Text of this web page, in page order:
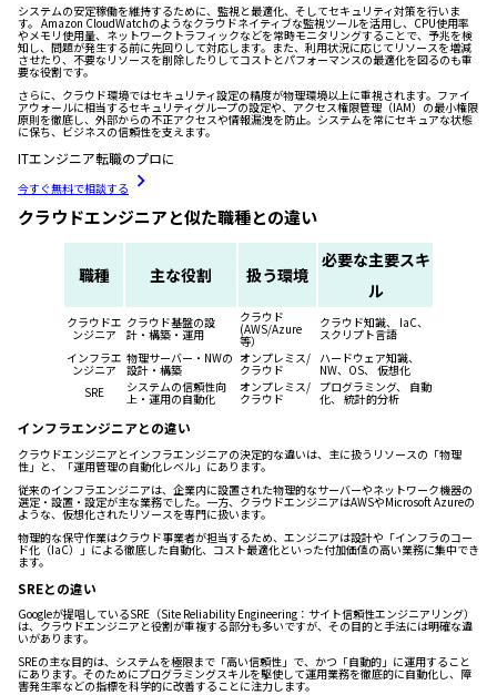
システムの安定稼働を維持するために、監視と最適化、そしてセキュリティ対策を行いま
す。 Amazon CloudWatchのようなクラウドネイティブな監視ツールを活用し、CPU使用率
やメモリ使用量、ネットワークトラフィックなどを常時モニタリングすることで、予兆を検
知し、問題が発生する前に先回りして対応します。また、利用状況に応じてリソースを増減
させたり、不要なリソースを削除したりしてコストとパフォーマンスの最適化を図るのも重
要な役割です。
さらに、クラウド環境ではセキュリティ設定の精度が物理環境以上に重視されます。ファイ
アウォールに相当するセキュリティグループの設定や、アクセス権限管理（IAM）の最小権限
原則を徹底し、外部からの不正アクセスや情報漏洩を防止。システムを常にセキュアな状態
に保ち、ビジネスの信頼性を支えます。
ITエンジニア転職のプロに
今すぐ無料で相談する
クラウドエンジニアと似た職種との違い
職種 主な役割 扱う環境
必要な主要スキ
ル
クラウドエ
ンジニア
クラウド基盤の設
計・構築・運用
クラウド
(AWS/Azure
等）
クラウド知識、 IaC、
スクリプト言語
インフラエ
ンジニア
物理サーバー・NWの
設計・構築
オンプレミス/
クラウド
ハードウェア知識、
NW、OS、 仮想化
SRE
システムの信頼性向
上・運用の自動化
オンプレミス/
クラウド
プログラミング、 自動
化、 統計的分析
インフラエンジニアとの違い
クラウドエンジニアとインフラエンジニアの決定的な違いは、主に扱うリソースの「物理
性」と、「運用管理の自動化レベル」にあります。
従来のインフラエンジニアは、企業内に設置された物理的なサーバーやネットワーク機器の
選定・設置・設定が主な業務でした。一方、クラウドエンジニアはAWSやMicrosoft Azureの
ような、仮想化されたリソースを専門に扱います。
物理的な保守作業はクラウド事業者が担当するため、エンジニアは設計や「インフラのコー
ド化（IaC）」による徹底した自動化、コスト最適化といった付加価値の高い業務に集中でき
ます。
SREとの違い
Googleが提唱しているSRE（Site Reliability Engineering：サイト信頼性エンジニアリング）
は、クラウドエンジニアと役割が重複する部分も多いですが、その目的と手法には明確な違
いがあります。
SREの主な目的は、システムを極限まで「高い信頼性」で、かつ「自動的」に運用すること
にあります。そのためにプログラミングスキルを駆使して運用業務を徹底的に自動化し、障
害発生率などの指標を科学的に改善することに注力します。